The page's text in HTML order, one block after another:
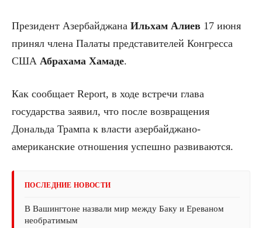
Президент Азербайджана Ильхам Алиев 17 июня
принял члена Палаты представителей Конгресса
США Абрахама Хамаде.
Как сообщает Report, в ходе встречи глава
государства заявил, что после возвращения
Дональда Трампа к власти азербайджано-
американские отношения успешно развиваются.
ПОСЛЕДНИЕ НОВОСТИ
В Вашингтоне назвали мир между Баку и Ереваном
необратимым